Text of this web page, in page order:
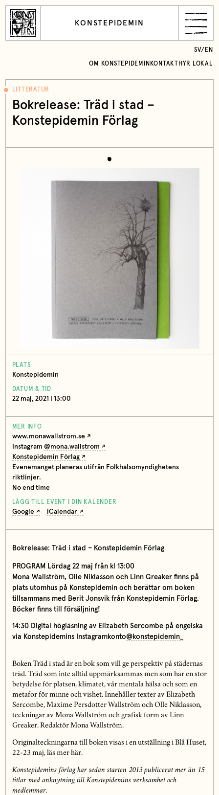
KONSTEPIDEMIN
OM KONSTEPIDEMIN KONTAKT HYR LOKAL
SV/ EN
LITTERATUR
Bokrelease: Träd i stad –
Konstepidemin Förlag
PLATS
Konstepidemin
DATUM & TID
22 maj, 2021 | 13:00
MER INFO
www.monawallstrom.se
Instagram @mona.wallstrom
Konstepidemin Förlag
Evenemanget planeras utifrån Folkhälsomyndighetens
riktlinjer.
No end time
LÄGG TILL EVENT I DIN KALENDER
Google iCalendar
Bokrelease: Träd i stad – Konstepidemin Förlag
PROGRAM Lördag 22 maj från kl 13:00
Mona Wallström, Olle Niklasson och Linn Greaker finns på
plats utomhus på Konstepidemin och berättar om boken
tillsammans med Berit Jonsvik från Konstepidemin Förlag.
Böcker finns till försäljning!
14:30 Digital högläsning av Elizabeth Sercombe på engelska
via Konstepidemins Instagramkonto@konstepidemin_
Boken Träd i stad är en bok som vill ge perspektiv på städernas
träd. Träd som inte alltid uppmärksammas men som har en stor
betydelse för platsen, klimatet, vår mentala hälsa och som en
metafor för minne och vishet. Innehåller texter av Elizabeth
Sercombe, Maxime Persdotter Wallström och Olle Niklasson,
teckningar av Mona Wallström och grafisk form av Linn
Greaker. Redaktör Mona Wallström.
Originalteckningarna till boken visas i en utställning i Blå Huset,
22-23 maj, läs mer här.
Konstepidemins förlag har sedan starten 2013 publicerat mer än 15
titlar med anknytning till Konstepidemins verksamhet och
medlemmar.